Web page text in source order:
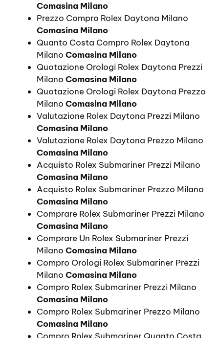
Comasina Milano
Prezzo Compro Rolex Daytona Milano
Comasina Milano
Quanto Costa Compro Rolex Daytona
Milano Comasina Milano
Quotazione Orologi Rolex Daytona Prezzi
Milano Comasina Milano
Quotazione Orologi Rolex Daytona Prezzo
Milano Comasina Milano
Valutazione Rolex Daytona Prezzi Milano
Comasina Milano
Valutazione Rolex Daytona Prezzo Milano
Comasina Milano
Acquisto Rolex Submariner Prezzi Milano
Comasina Milano
Acquisto Rolex Submariner Prezzo Milano
Comasina Milano
Comprare Rolex Submariner Prezzi Milano
Comasina Milano
Comprare Un Rolex Submariner Prezzi
Milano Comasina Milano
Compro Orologi Rolex Submariner Prezzi
Milano Comasina Milano
Compro Rolex Submariner Prezzi Milano
Comasina Milano
Compro Rolex Submariner Prezzo Milano
Comasina Milano